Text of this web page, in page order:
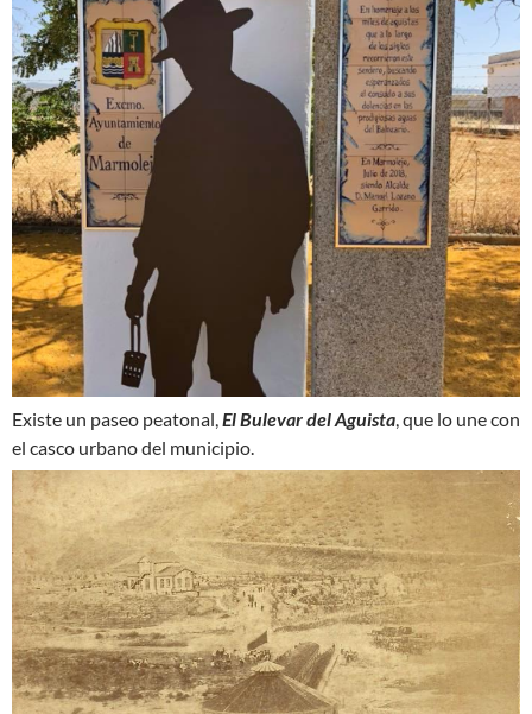
Existe un paseo peatonal, El Bulevar del Aguista , que lo une con
el casco urbano del municipio.